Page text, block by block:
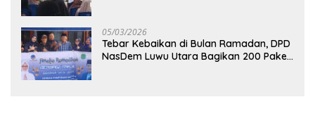
05/03/2026
Tebar Kebaikan di Bulan Ramadan, DPD
NasDem Luwu Utara Bagikan 200 Paket